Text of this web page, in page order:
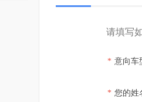
请填写
* 意向车
* 您的姓